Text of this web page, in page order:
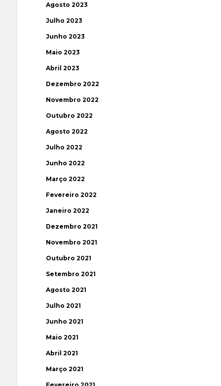
Agosto 2023
Julho 2023
Junho 2023
Maio 2023
Abril 2023
Dezembro 2022
Novembro 2022
Outubro 2022
Agosto 2022
Julho 2022
Junho 2022
Março 2022
Fevereiro 2022
Janeiro 2022
Dezembro 2021
Novembro 2021
Outubro 2021
Setembro 2021
Agosto 2021
Julho 2021
Junho 2021
Maio 2021
Abril 2021
Março 2021